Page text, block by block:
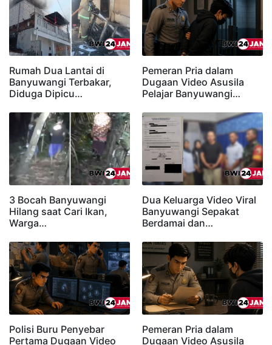
Rumah Dua Lantai di
Banyuwangi Terbakar,
Diduga Dipicu…
Pemeran Pria dalam
Dugaan Video Asusila
Pelajar Banyuwangi…
3 Bocah Banyuwangi
Hilang saat Cari Ikan,
Warga…
Dua Keluarga Video Viral
Banyuwangi Sepakat
Berdamai dan…
Polisi Buru Penyebar
Pertama Dugaan Video
Pemeran Pria dalam
Dugaan Video Asusila